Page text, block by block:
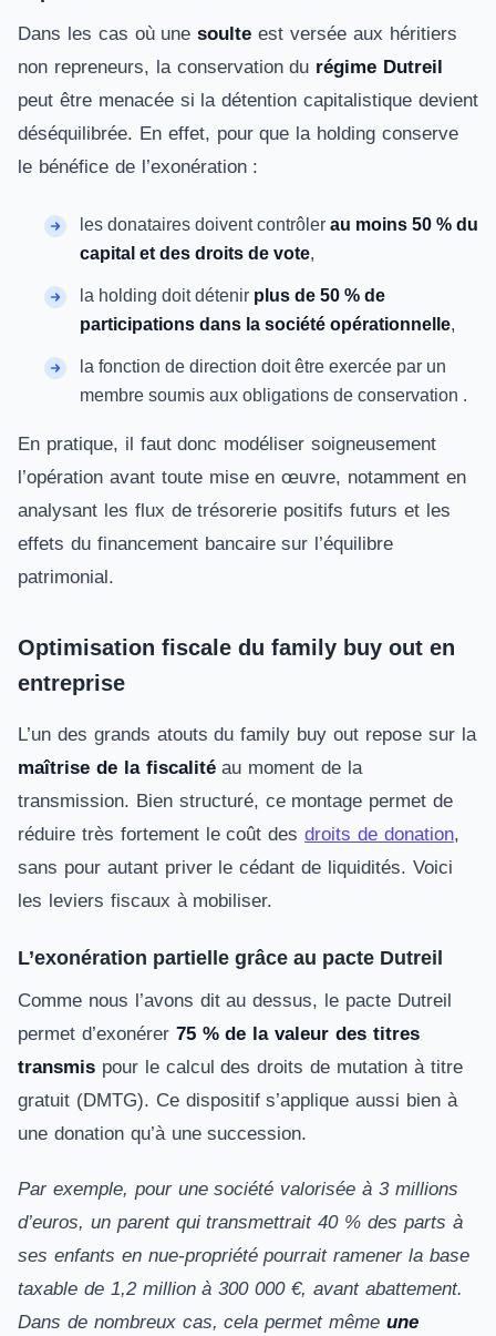
Dans les cas où unesoulte est versée aux héritiers
non repreneurs, la conservation du régime Dutreil
peut être menacée si la détention capitalistique devient
déséquilibrée. En effet, pour que la holding conserve
le bénéfice de l’exonération :
les donataires doivent contrôler au moins 50 % du
capital et des droits de vote,
la holding doit détenir plus de 50 % de
participations dans la société opérationnelle,
la fonction de direction doit être exercée par un
membre soumis aux obligations de conservation .
En pratique, il faut donc modéliser soigneusement
l’opération avant toute mise en œuvre, notamment en
analysant les flux de trésorerie positifs futurs et les
effets du financement bancaire sur l’équilibre
patrimonial.
Optimisation fiscale du family buy out en
entreprise
L’un des grands atouts du family buy out repose sur la
maîtrise de la fiscalitéau moment de la
transmission. Bien structuré, ce montage permet de
réduire très fortement le coût desdroits de donation,
sans pour autant priver le cédant de liquidités. Voici
les leviers fiscaux à mobiliser.
L’exonération partielle grâce au pacte Dutreil
Comme nous l’avons dit au dessus, le pacte Dutreil
permet d’exonérer 75 % de la valeur des titres
transmis pour le calcul des droits de mutation à titre
gratuit (DMTG). Ce dispositif s’applique aussi bien à
une donation qu’à une succession.
Par exemple, pour une société valorisée à 3 millions
d’euros, un parent qui transmettrait 40 % des parts à
ses enfants en nue-propriété pourrait ramener la base
taxable de 1,2 million à 300 000 €, avant abattement.
Dans de nombreux cas, cela permet même une